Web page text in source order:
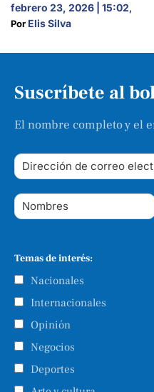
febrero 23, 2026 | 15:02,
Por Elis Silva
Suscríbete al
El nombre completo y el
Temas de interés:
Nacionales
Internacionales
Opinión
Negocios
Deportes